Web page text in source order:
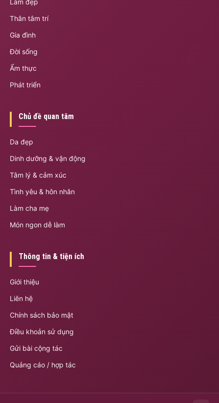
Làm đẹp
Thân tâm trí
Gia đình
Đời sống
Ẩm thực
Phát triển
Chủ đề quan tâm
Da đẹp
Dinh dưỡng & vận động
Tâm lý & cảm xúc
Tình yêu & hôn nhân
Làm cha mẹ
Món ngon dễ làm
Thông tin & tiện ích
Giới thiệu
Liên hệ
Chính sách bảo mật
Điều khoản sử dụng
Gửi bài cộng tác
Quảng cáo / hợp tác